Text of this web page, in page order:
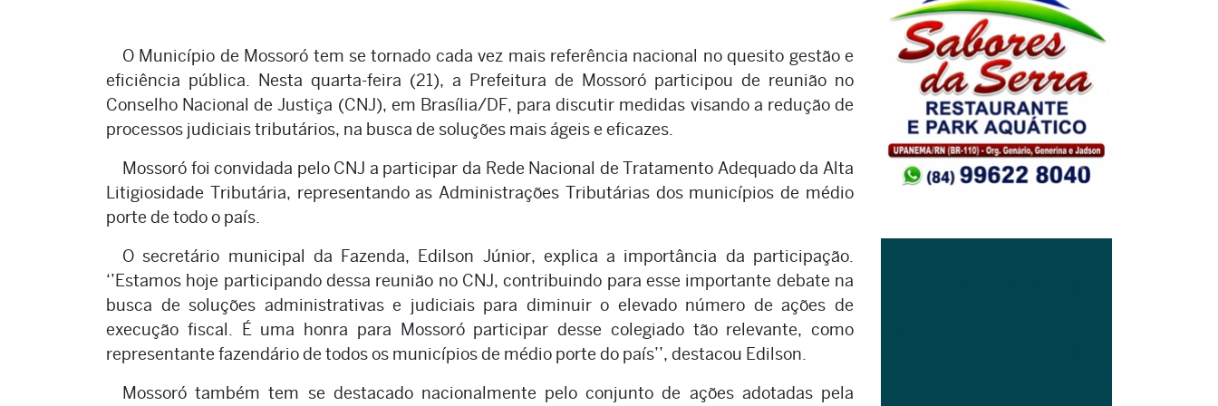
O Município de Mossoró tem se tornado cada vez mais referência nacional no quesito gestão e
eficiência pública. Nesta quarta-feira (21), a Prefeitura de Mossoró participou de reunião no
Conselho Nacional de Justiça (CNJ), em Brasília/DF, para discutir medidas visando a redução de
processos judiciais tributários, na busca de soluções mais ágeis e eficazes.
Mossoró foi convidada pelo CNJ a participar da Rede Nacional de Tratamento Adequado da Alta
Litigiosidade Tributária, representando as Administrações Tributárias dos municípios de médio
porte de todo o país.
O secretário municipal da Fazenda, Edilson Júnior, explica a importância da participação.
‘’Estamos hoje participando dessa reunião no CNJ, contribuindo para esse importante debate na
busca de soluções administrativas e judiciais para diminuir o elevado número de ações de
execução fiscal. É uma honra para Mossoró participar desse colegiado tão relevante, como
representante fazendário de todos os municípios de médio porte do país’’, destacou Edilson.
Mossoró também tem se destacado nacionalmente pelo conjunto de ações adotadas pela